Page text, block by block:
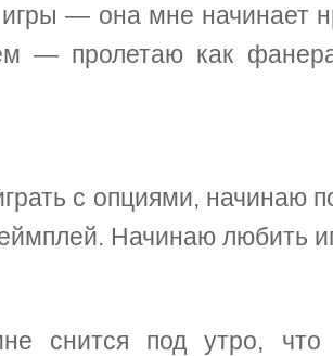
— она мне начинает
— пролетаю как
с опциями, начинаю
Начинаю любить
снится под утро, что